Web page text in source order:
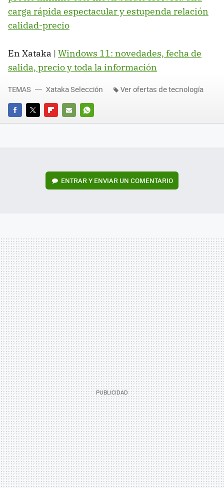
carga rápida espectacular y estupenda relación
calidad-precio
En Xataka | Windows 11: novedades, fecha de
salida, precio y toda la información
FACEBOOK
TWITTERFLIPBOARD
E-
WHATSAPP
TEMAS Xataka Selección Ver ofertas de tecnología
ENTRAR Y ENVIAR UN COMENTARIO